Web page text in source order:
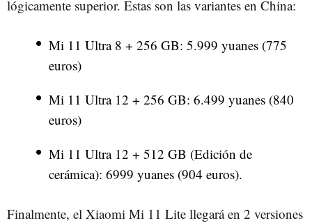
lógicamente superior. Estas son las variantes en China:
Mi 11 Ultra 8 + 256 GB: 5.999 yuanes (775
euros)
Mi 11 Ultra 12 + 256 GB: 6.499 yuanes (840
euros)
Mi 11 Ultra 12 + 512 GB (Edición de
cerámica): 6999 yuanes (904 euros).
Finalmente, el Xiaomi Mi 11 Lite llegará en 2 versiones